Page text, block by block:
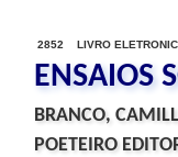
2852 LIVRO
ENSAIOS
BRANCO,
POETEIRO